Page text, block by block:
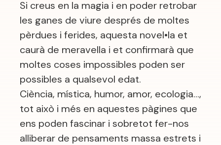
Si creus en la magia i en poder retrobar
les ganes de viure després de moltes
pèrdues i ferides, aquesta novel•la et
caurà de meravella i et confirmarà que
moltes coses impossibles poden ser
possibles a qualsevol edat.
Ciència, mística, humor, amor, ecologia…,
tot això i més en aquestes pàgines que
ens poden fascinar i sobretot fer-nos
alliberar de pensaments massa estrets i